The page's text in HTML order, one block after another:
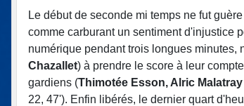
Le début de seconde mi temps ne fut
comme carburant un sentiment d'injustice
numérique pendant trois longues minutes,
Chazallet) à prendre le score à leur
gardiens (Thimotée Esson, Alric
22, 47'). Enfin libérés, le dernier quart